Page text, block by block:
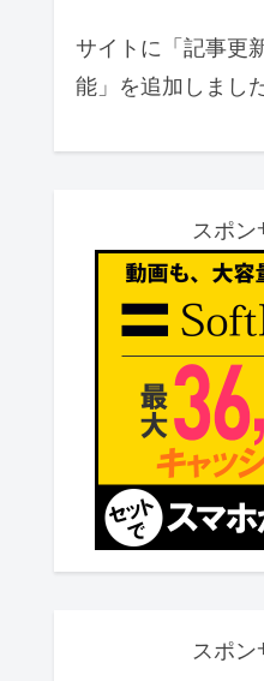
サイトに「記事更
能」を追加しまし
スポン
スポン